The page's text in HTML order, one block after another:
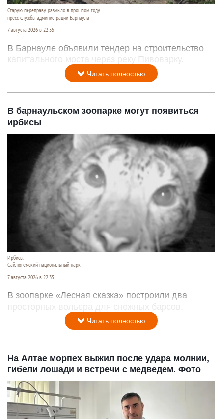
Старую переправу размыло в прошлом году
пресс-службы администрации Барнаула
7 августа 2026 в 22:55
В Барнауле объявили тендер на строительство
капитального моста через реку Пивоварку.
Читать полностью
В барнаульском зоопарке могут появиться
ирбисы
Ирбисы.
Сайлюгемский национальный парк
7 августа 2026 в 22:35
В зоопарке «Лесная сказка» построили два
просторных вольера для снежных барсов.
Читать полностью
На Алтае морпех выжил после удара молнии,
гибели лошади и встречи с медведем. Фото